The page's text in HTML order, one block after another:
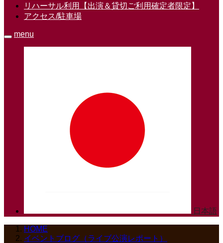
リハーサル利用【出演＆貸切ご利用確定者限定】
アクセス/駐車場
menu
日本語
HOME
イベントブログ（ライブ公演レポート）